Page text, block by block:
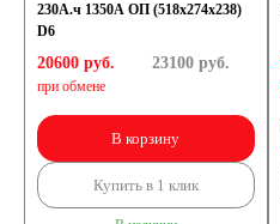
230А.ч 1350А ОП (518x274x238)
D6
20600 руб.
при обмене
23100руб.
В корзину
Купить в 1 клик